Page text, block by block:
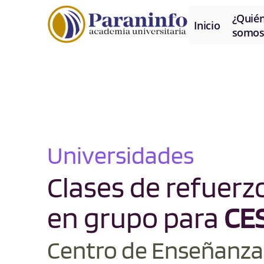
Inicio
Universidades
Clases de
en grupo para
Centro de